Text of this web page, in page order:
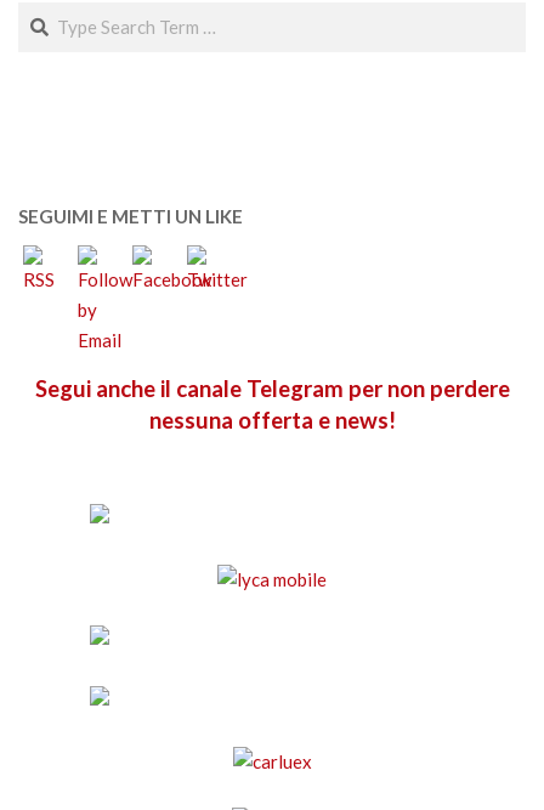
Search
SEGUIMI E METTI UN LIKE
Segui anche il canale Telegram per non perdere
nessuna offerta e news!